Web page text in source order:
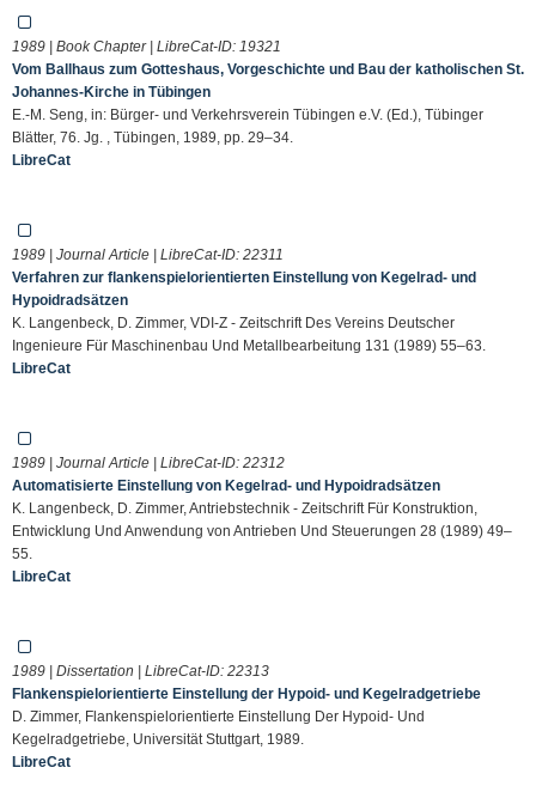
1989 | Book Chapter | LibreCat-ID: 19321
Vom Ballhaus zum Gotteshaus, Vorgeschichte und Bau der katholischen St.
Johannes-Kirche in Tübingen
E.-M. Seng, in: Bürger- und Verkehrsverein Tübingen e.V. (Ed.), Tübinger
Blätter, 76. Jg. , Tübingen, 1989, pp. 29–34.
LibreCat
1989 | Journal Article | LibreCat-ID: 22311
Verfahren zur flankenspielorientierten Einstellung von Kegelrad- und
Hypoidradsätzen
K. Langenbeck, D. Zimmer, VDI-Z - Zeitschrift Des Vereins Deutscher
Ingenieure Für Maschinenbau Und Metallbearbeitung 131 (1989) 55–63.
LibreCat
1989 | Journal Article | LibreCat-ID: 22312
Automatisierte Einstellung von Kegelrad- und Hypoidradsätzen
K. Langenbeck, D. Zimmer, Antriebstechnik - Zeitschrift Für Konstruktion,
Entwicklung Und Anwendung von Antrieben Und Steuerungen 28 (1989) 49–
55.
LibreCat
1989 | Dissertation | LibreCat-ID: 22313
Flankenspielorientierte Einstellung der Hypoid- und Kegelradgetriebe
D. Zimmer, Flankenspielorientierte Einstellung Der Hypoid- Und
Kegelradgetriebe, Universität Stuttgart, 1989.
LibreCat